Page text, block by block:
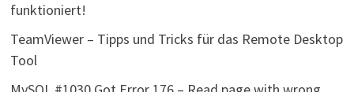
funktioniert!
TeamViewer – Tipps und Tricks für das Remote Desktop
Tool